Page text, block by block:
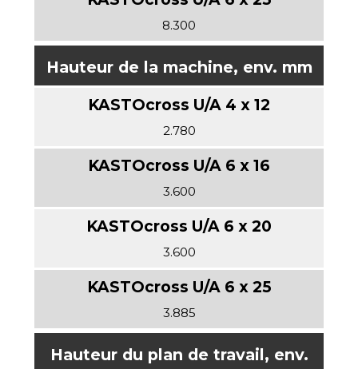
8.300
Hauteur de la machine, env. mm
2.780
3.600
3.600
3.885
Hauteur du plan de travail, env.